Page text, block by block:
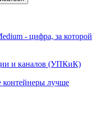
- цифра, за которой
и каналов (УПКиК)
контейнеры лучше